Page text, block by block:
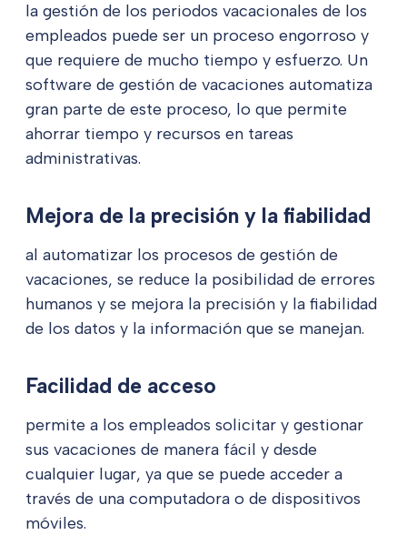
la gestión de los periodos vacacionales de los
empleados puede ser un proceso engorroso y
que requiere de mucho tiempo y esfuerzo. Un
software de gestión de vacaciones automatiza
gran parte de este proceso, lo que permite
ahorrar tiempo y recursos en tareas
administrativas.
Mejora de la precisión y la fiabilidad
al automatizar los procesos de gestión de
vacaciones, se reduce la posibilidad de errores
humanos y se mejora la precisión y la fiabilidad
de los datos y la información que se manejan.
Facilidad de acceso
permite a los empleados solicitar y gestionar
sus vacaciones de manera fácil y desde
cualquier lugar, ya que se puede acceder a
través de una computadora o de dispositivos
móviles.